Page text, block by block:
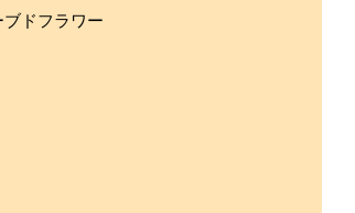
ドフラワー